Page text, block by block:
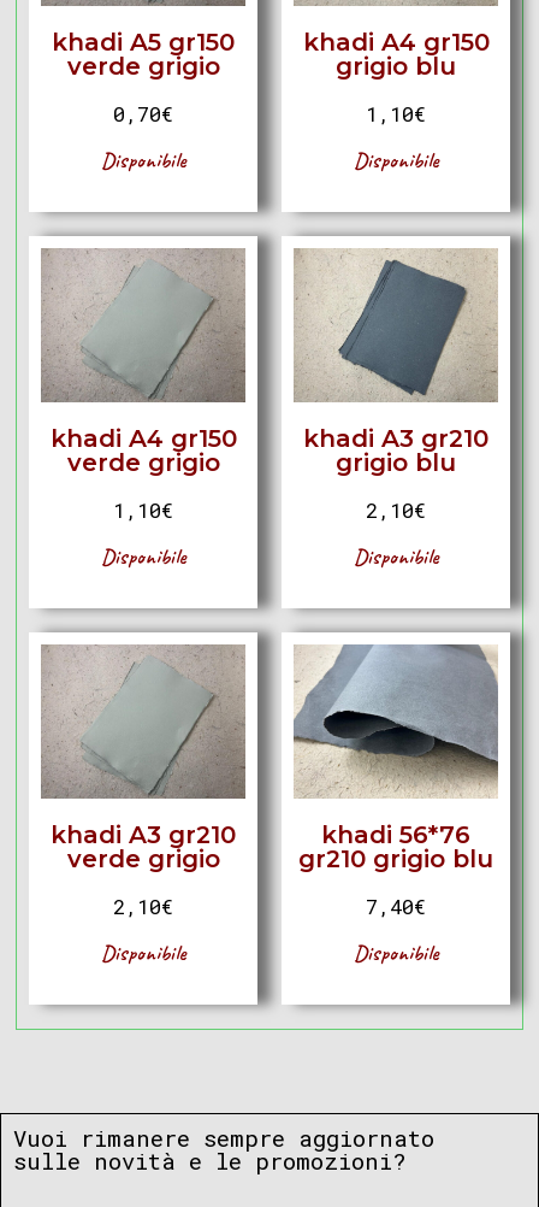
khadi A5 gr150
verde grigio
0,70€
Disponibile
khadi A4 gr150
grigio blu
1,10€
Disponibile
khadi A4 gr150
verde grigio
1,10€
Disponibile
khadi A3 gr210
grigio blu
2,10€
Disponibile
khadi A3 gr210
verde grigio
2,10€
Disponibile
khadi 56*76
gr210 grigio blu
7,40€
Disponibile
Vuoi rimanere sempre aggiornato
sulle novità e le promozioni?